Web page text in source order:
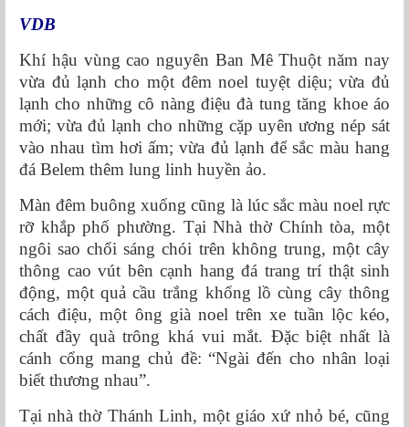
VDB
Khí hậu vùng cao nguyên Ban Mê Thuột năm nay
vừa đủ lạnh cho một đêm noel tuyệt diệu; vừa đủ
lạnh cho những cô nàng điệu đà tung tăng khoe áo
mới; vừa đủ lạnh cho những cặp uyên ương nép sát
vào nhau tìm hơi ấm; vừa đủ lạnh để sắc màu hang
đá Belem thêm lung linh huyền ảo.
Màn đêm buông xuống cũng là lúc sắc màu noel rực
rỡ khắp phố phường. Tại Nhà thờ Chính tòa, một
ngôi sao chổi sáng chói trên không trung, một cây
thông cao vút bên cạnh hang đá trang trí thật sinh
động, một quả cầu trắng khổng lồ cùng cây thông
cách điệu, một ông già noel trên xe tuần lộc kéo,
chất đầy quà trông khá vui mắt. Đặc biệt nhất là
cánh cổng mang chủ đề: “Ngài đến cho nhân loại
biết thương nhau”.
Tại nhà thờ Thánh Linh, một giáo xứ nhỏ bé, cũng